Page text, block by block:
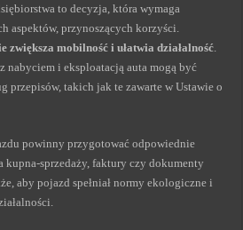
to decyzja, która wymaga
aspektów, przynoszących korzyści.
zwiększa mobilność i ułatwia działalność.
nabyciem i eksploatacją auta mogą być
przepisów, takich jak te zawarte w Ustawie o
powinny przygotować odpowiednie
kupna-sprzedaży, faktury czy dokumenty
aby pojazd spełniał normy ekologiczne i